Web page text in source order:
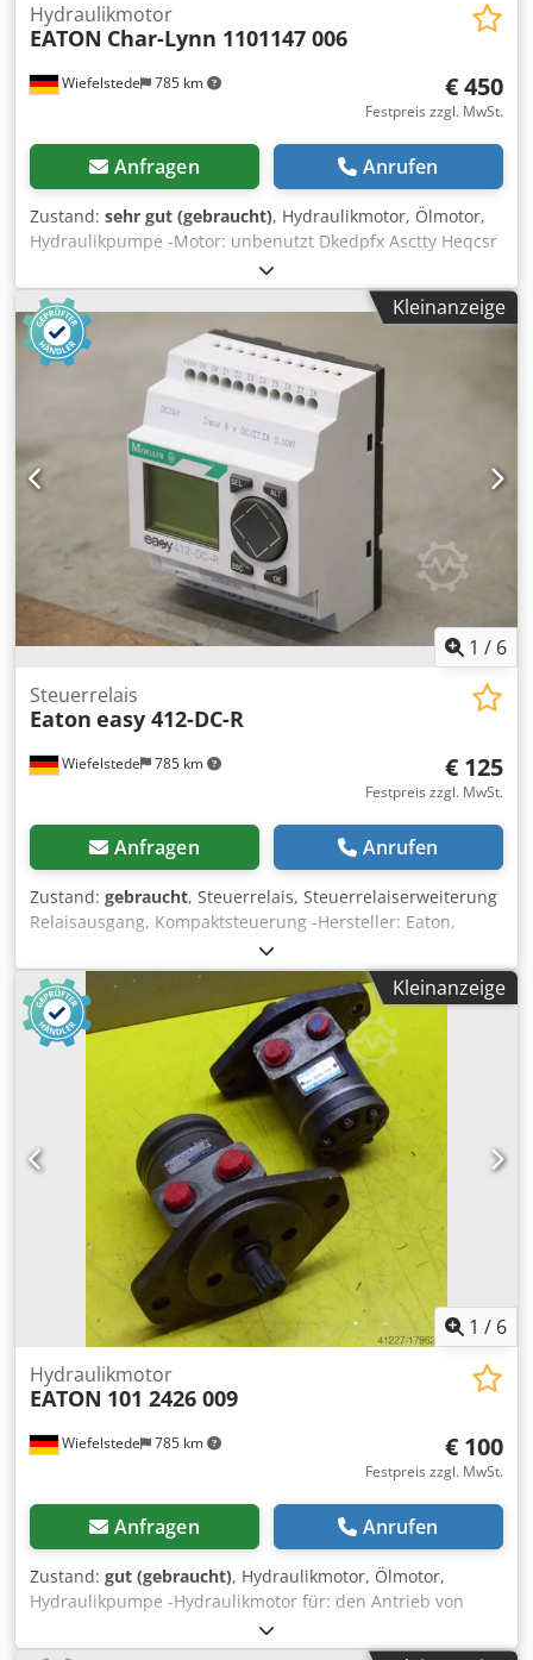
Wiefelstede 785 km
Hydraulikmotor
EATON Char-Lynn 1101147 006
€ 450
Festpreis zzgl. MwSt.
Anfragen Anrufen
Zustand: sehr gut (gebraucht), Hydraulikmotor, Ölmotor,
Hydraulikpumpe -Motor: unbenutzt Dkedpfx Asctty Heqcsr
-Hydraulikmotor für: den Antrieb von Arbeitsbühnen der
Firma GSL (German Standard Lift) -Aufnahme Welle Konus:
Ø 35 auf Ø 41 mm -Konus Länge: 62 mm -universell:
einsetzbar -Anzahl: 1x Motoren vorhanden -Preis: pro
Stück -Abmessungen: 360/150/H150 mm -Gewicht: 23 kg
Kleinanzeige
1 / 6
Wiefelstede 785 km
Steuerrelais
Eaton easy 412-DC-R
€ 125
Festpreis zzgl. MwSt.
Anfragen Anrufen
Zustand: gebraucht, Steuerrelais, Steuerrelaiserweiterung
Relaisausgang, Kompaktsteuerung -Hersteller: Eaton,
Steuerrelais Kompaktsteuerung Dedpsltrgrefx Aqcekr -Typ:
easy 412-DC-R -Anzahl: 1x Relais vorhanden -Preis: pro
Stück -Abmessung: 90/70/60 mm -Gewicht: 0,2 kg/St.Kleinanzeige
1 / 6
Wiefelstede 785 km
Hydraulikmotor
EATON 101 2426 009
€ 100
Festpreis zzgl. MwSt.
Anfragen Anrufen
Zustand: gut (gebraucht), Hydraulikmotor, Ölmotor,
Hydraulikpumpe -Hydraulikmotor für: den Antrieb von
Arbeitsbühnen der Firma GSL (German Standard Lift) -
Antriebswelle: Ø 22 mm verzahnt Dkodpsb A Id Asfx Aqcsr